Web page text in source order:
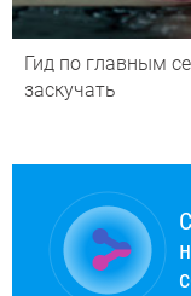
Гид по главным
заскучать